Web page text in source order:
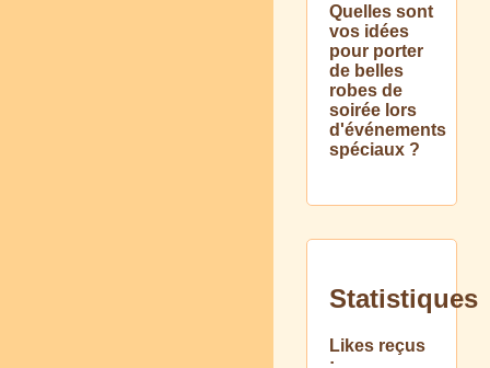
Quelles sont
vos idées
pour porter
de belles
robes de
soirée lors
d'événements
spéciaux ?
Statistiques
Likes reçus